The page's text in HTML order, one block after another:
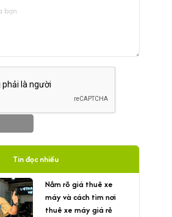
Tin đọc nhiều
Nắm rõ giá thuê xe
máy và cách tìm nơi
thuê xe máy giá rẻ